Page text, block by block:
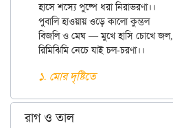
হাসে শস্যে পুষ্পে ধরা নিরাভরণা।।
পুবালি হাওয়ায় ওড়ে কালো কুম্ভল
বিজলি ও মেঘ — মুখে হাসি চোখে জল,
১. মোর দৃষ্টিতে
রাগ ও তাল